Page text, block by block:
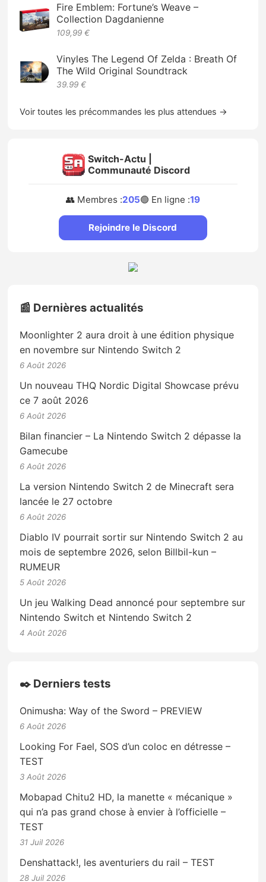
Fire Emblem: Fortune’s Weave –
Collection Dagdanienne
109,99 €
Vinyles The Legend Of Zelda : Breath Of
The Wild Original Soundtrack
39.99 €
Voir toutes les précommandes les plus attendues →
Switch-Actu |
Communauté Discord
👥 Membres :205🟢 En ligne :19
Rejoindre le Discord
📰 Dernières actualités
Moonlighter 2 aura droit à une édition physique
en novembre sur Nintendo Switch 2
6 Août 2026
Un nouveau THQ Nordic Digital Showcase prévu
ce 7 août 2026
6 Août 2026
Bilan financier – La Nintendo Switch 2 dépasse la
Gamecube
6 Août 2026
La version Nintendo Switch 2 de Minecraft sera
lancée le 27 octobre
6 Août 2026
Diablo IV pourrait sortir sur Nintendo Switch 2 au
mois de septembre 2026, selon Billbil-kun –
RUMEUR
5 Août 2026
Un jeu Walking Dead annoncé pour septembre sur
Nintendo Switch et Nintendo Switch 2
4 Août 2026
✒️ Derniers tests
Onimusha: Way of the Sword – PREVIEW
6 Août 2026
Looking For Fael, SOS d’un coloc en détresse –
TEST
3 Août 2026
Mobapad Chitu2 HD, la manette « mécanique »
qui n’a pas grand chose à envier à l’officielle –
TEST
31 Juil 2026
Denshattack!, les aventuriers du rail – TEST
28 Juil 2026